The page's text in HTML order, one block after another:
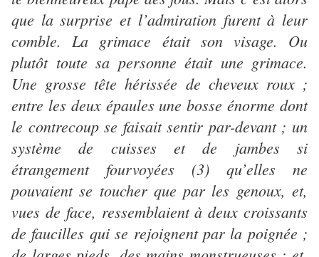
que la surprise et l’admiration furent à leur
comble. La grimace était son visage. Ou
plutôt toute sa personne était une grimace.
Une grosse tête hérissée de cheveux roux ;
entre les deux épaules une bosse énorme dont
le contrecoup se faisait sentir par-devant ; un
système de cuisses et de jambes si
étrangement fourvoyées (3) qu’elles ne
pouvaient se toucher que par les genoux, et,
vues de face, ressemblaient à deux croissants
de faucilles qui se rejoignent par la poignée ;